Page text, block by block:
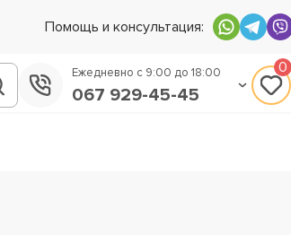
Помощь и консультация:
Ежедневно с 9:00 до 18:00
067 929-45-45
0